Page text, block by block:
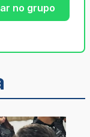
no grupo